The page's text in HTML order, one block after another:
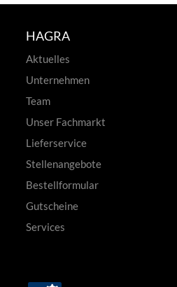
HAGRA
Aktuelles
Unternehmen
Team
Unser Fachmarkt
Lieferservice
Stellenangebote
Bestellformular
Gutscheine
Services